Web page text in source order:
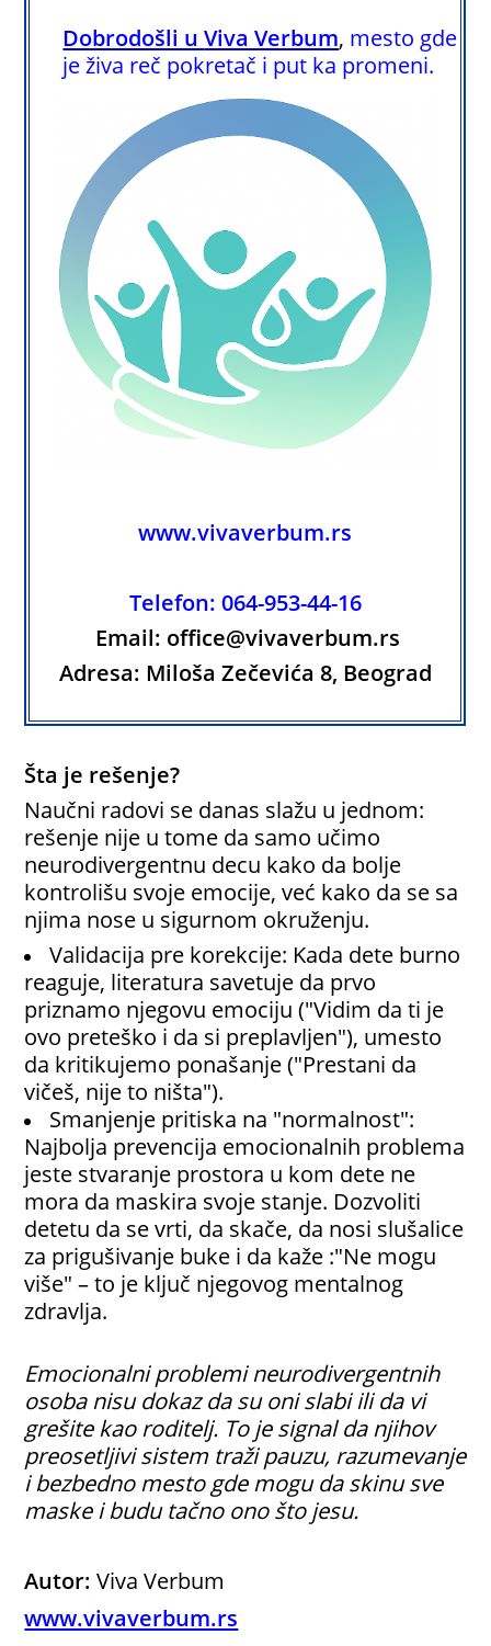
Dobrodošli uViva Verbum, mesto gde
je živa reč pokretač i put ka promeni.
www.vivaverbum.rs
Telefon: 064-953-44-16
Email: office@vivaverbum.rs
Adresa: Miloša Zečevića 8, Beograd
Šta je rešenje?
Naučni radovi se danas slažu u jednom:
rešenje nije u tome da samo učimo
neurodivergentnu decu kako da bolje
kontrolišu svoje emocije, već kako da se sa
njima nose u sigurnom okruženju.
Validacija pre korekcije: Kada dete burno
reaguje, literatura savetuje da prvo
priznamo njegovu emociju ("Vidim da ti je
ovo preteško i da si preplavljen"), umesto
da kritikujemo ponašanje ("Prestani da
vičeš, nije to ništa").
Smanjenje pritiska na "normalnost":
Najbolja prevencija emocionalnih problema
jeste stvaranje prostora u kom dete ne
mora da maskira svoje stanje. Dozvoliti
detetu da se vrti, da skače, da nosi slušalice
za prigušivanje buke i da kaže :"Ne mogu
više" – to je ključ njegovog mentalnog
zdravlja.
Emocionalni problemi neurodivergentnih
osoba nisu dokaz da su oni slabi ili da vi
grešite kao roditelj. To je signal da njihov
preosetljivi sistem traži pauzu, razumevanje
i bezbedno mesto gde mogu da skinu sve
maske i budu tačno ono što jesu.
Autor:Viva Verbum
www.vivaverbum.rs